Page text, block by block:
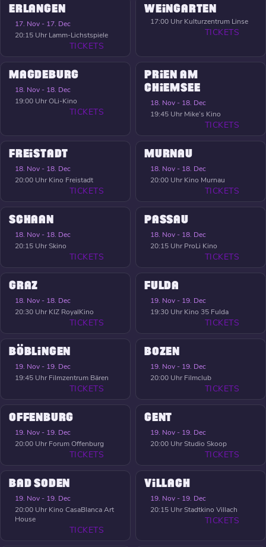
ERLANGEN
17. Nov - 17. Dec
20:15 Uhr Lamm-Lichstspiele
TICKETS
WEINGARTEN
17:00 Uhr Kulturzentrum Linse
TICKETS
MAGDEBURG
18. Nov - 18. Dec
19:00 UhrOLi-Kino
TICKETS
PRIEN AM
CHIEMSEE
18. Nov - 18. Dec
19:45 Uhr Mike’s Kino
TICKETS
FREISTADT
18. Nov - 18. Dec
20:00 Uhr Kino Freistadt
TICKETS
MURNAU
18. Nov - 18. Dec
20:00 Uhr Kino Murnau
TICKETS
SCHAAN
18. Nov - 18. Dec
20:15 UhrSkino
TICKETS
PASSAU
18. Nov - 18. Dec
20:15 Uhr ProLi Kino
TICKETS
GRAZ
18. Nov - 18. Dec
20:30 Uhr KIZ RoyalKino
TICKETS
FULDA
19. Nov - 19. Dec
19:30 Uhr Kino 35 Fulda
TICKETS
BÖBLINGEN
19. Nov - 19. Dec
19:45 Uhr Filmzentrum Bären
TICKETS
BOZEN
19. Nov - 19. Dec
20:00 Uhr Filmclub
TICKETS
OFFENBURG
19. Nov - 19. Dec
20:00 Uhr Forum Offenburg
TICKETS
GENT
19. Nov - 19. Dec
20:00 UhrStudio Skoop
TICKETS
BAD SODEN
19. Nov - 19. Dec
20:00 Uhr Kino CasaBlanca Art
House
TICKETS
VILLACH
19. Nov - 19. Dec
20:15 UhrStadtkino Villach
TICKETS